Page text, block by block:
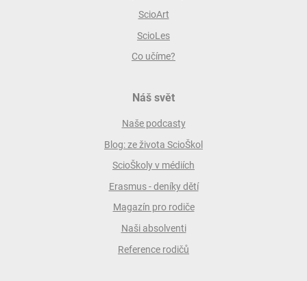
ScioArt
ScioLes
Co učíme?
Náš svět
Naše podcasty
Blog: ze života ScioŠkol
ScioŠkoly v médiích
Erasmus - deníky dětí
Magazín pro rodiče
Naši absolventi
Reference rodičů